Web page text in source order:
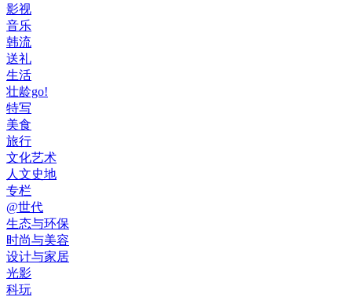
影视
音乐
韩流
送礼
生活
壮龄go!
特写
美食
旅行
文化艺术
人文史地
专栏
@世代
生态与环保
时尚与美容
设计与家居
光影
科玩